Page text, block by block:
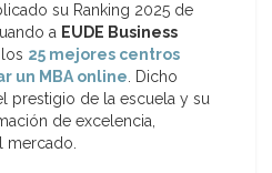
su Ranking 2025 de
a EUDE Business
25 mejores centros
un MBA online. Dicho
prestigio de la escuela y su
de excelencia,
mercado.